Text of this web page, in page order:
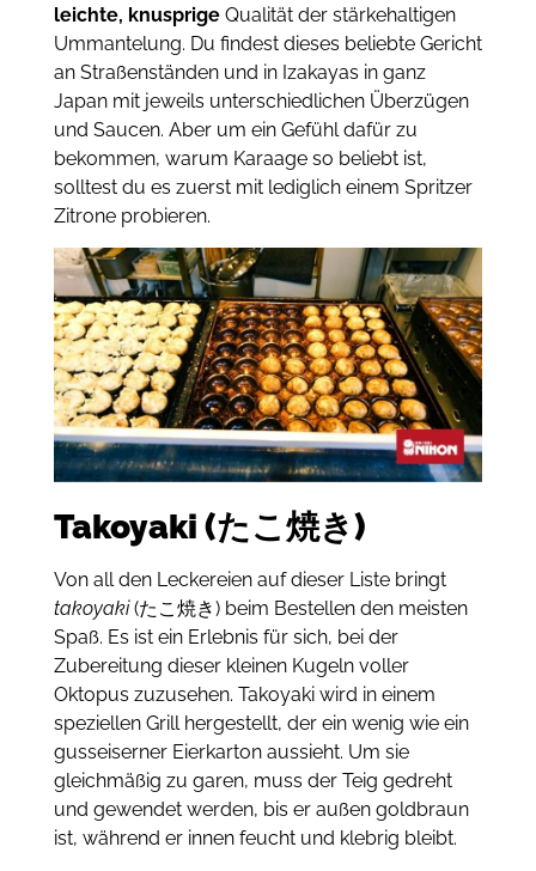
leichte, knusprigeQualität der stärkehaltigen
Ummantelung. Du findest dieses beliebte Gericht
an Straßenständen und in Izakayas in ganz
Japan mit jeweils unterschiedlichen Überzügen
und Saucen. Aber um ein Gefühl dafür zu
bekommen, warum Karaage so beliebt ist,
solltest du es zuerst mit lediglich einem Spritzer
Zitrone probieren.
Takoyaki (たこ焼き)
Von all den Leckereien auf dieser Liste bringt
takoyaki(たこ焼き) beim Bestellen den meisten
Spaß. Es ist ein Erlebnis für sich, bei der
Zubereitung dieser kleinen Kugeln voller
Oktopus zuzusehen. Takoyaki wird in einem
speziellen Grill hergestellt, der ein wenig wie ein
gusseiserner Eierkarton aussieht. Um sie
gleichmäßig zu garen, muss der Teig gedreht
und gewendet werden, bis er außen goldbraun
ist, während er innen feucht und klebrig bleibt.